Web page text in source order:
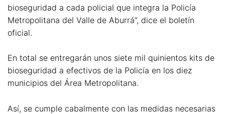
bioseguridad a cada policial que integra la Policía
Metropolitana del Valle de Aburrá”, dice el boletín
oficial.
En total se entregarán unos siete mil quinientos kits de
bioseguridad a efectivos de la Policía en los diez
municipios del Área Metropolitana.
Así, se cumple cabalmente con las medidas necesarias